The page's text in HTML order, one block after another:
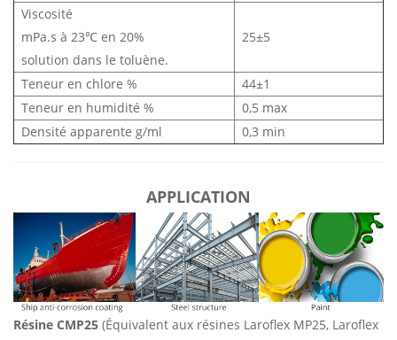
Viscosité
mPa.s à 23℃ en 20%
solution dans le toluène.
25±5
Teneur en chlore %
44±1
Teneur en humidité %
0,5 max
Densité apparente g/ml 0,3 min
APPLICATION
Résine CMP25 (Équivalent aux résines Laroflex MP25, Laroflex